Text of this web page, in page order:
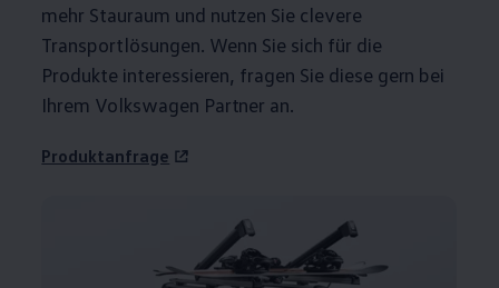
mehr Stauraum und nutzen Sie clevere
Transportlösungen. Wenn Sie sich für die
Produkte interessieren, fragen Sie diese gern bei
Ihrem Volkswagen Partner an.
Produktanfrage